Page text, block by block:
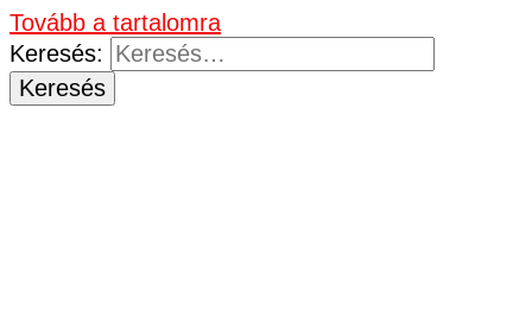
Tovább a tartalomra
Keresés: